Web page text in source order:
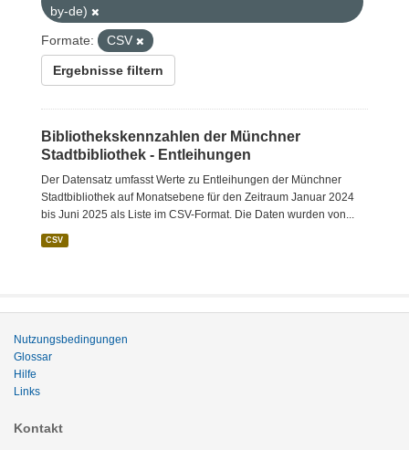
by-de)
Formate:
CSV
Ergebnisse filtern
Bibliothekskennzahlen der Münchner
Stadtbibliothek - Entleihungen
Der Datensatz umfasst Werte zu Entleihungen der Münchner
Stadtbibliothek auf Monatsebene für den Zeitraum Januar 2024
bis Juni 2025 als Liste im CSV-Format. Die Daten wurden von...
CSV
Nutzungsbedingungen
Glossar
Hilfe
Links
Kontakt